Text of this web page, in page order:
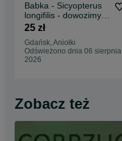
Babka - Sicyopterus
longifilis - dowozimy,
wysyłamy
25 zł
Gdańsk, Aniołki
Odświeżono dnia 06 sierpnia
2026
Zobacz też